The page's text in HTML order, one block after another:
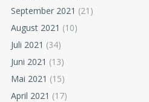
September 2021 (21)
August 2021 (10)
Juli 2021 (34)
Juni 2021 (13)
Mai 2021 (15)
April 2021 (17)